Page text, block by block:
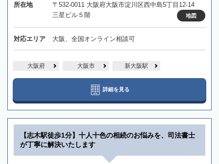
所在地
〒532-0011 大阪府大阪市淀川区西中島5丁目12-14
三星ビル５階
地図
対応エリア 大阪、全国オンライン相談可
大阪府 大阪市 新大阪駅
詳細を見る
【志木駅徒歩1分】十人十色の相続のお悩みを、司法書士
が丁寧に解決いたします